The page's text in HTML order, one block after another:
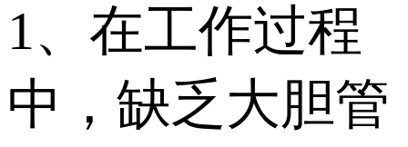
1、在工作过程
中，缺乏大胆管